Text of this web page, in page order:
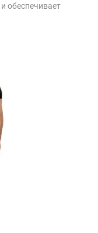
обеспечивает